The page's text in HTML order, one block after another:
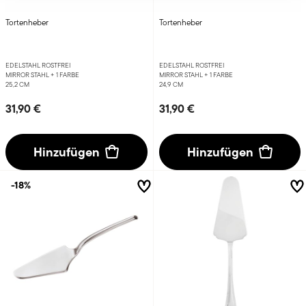
Tortenheber
EDELSTAHL ROSTFREI
MIRROR STAHL + 1 FARBE
25,2 CM
31,90 €
Hinzufügen
Tortenheber
EDELSTAHL ROSTFREI
MIRROR STAHL + 1 FARBE
24,9 CM
31,90 €
Hinzufügen
-18%